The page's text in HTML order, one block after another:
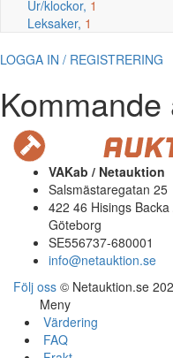
Ur/klockor, 1
Leksaker, 1
LOGGA IN / REGISTRERING
VAKab / Netauktion
Salsmästaregatan 25
422 46 Hisings Backa
Göteborg
SE556737-680001
info@netauktion.se
Följ oss © Netauktion.se
Meny
Värdering
FAQ